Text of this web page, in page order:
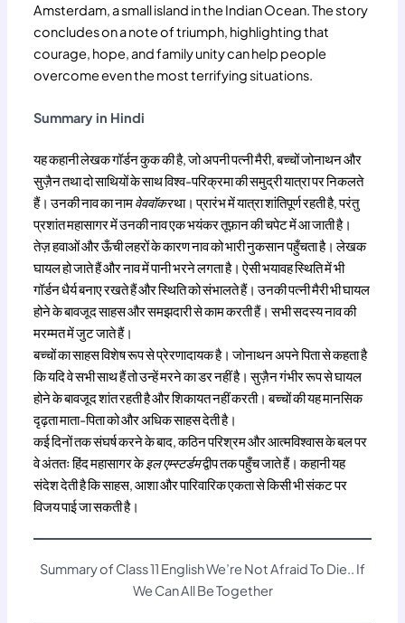
Amsterdam, a small island in the Indian Ocean. The story
concludes on a note of triumph, highlighting that
courage, hope, and family unity can help people
overcome even the most terrifying situations.
Summary in Hindi
यह कहानी लेखक गॉर्डन कुक की है, जो अपनी पत्नी मैरी, बच्चों जोनाथन और
सुज़ैन तथा दो साथियों के साथ विश्व-परिक्रमा की समुद्री यात्रा पर निकलते
हैं। उनकी नाव का नामवेववॉकरथा। प्रारंभ में यात्रा शांतिपूर्ण रहती है, परंतु
प्रशांत महासागर में उनकी नाव एक भयंकर तूफ़ान की चपेट में आ जाती है।
तेज़ हवाओं और ऊँची लहरों के कारण नाव को भारी नुकसान पहुँचता है। लेखक
घायल हो जाते हैं और नाव में पानी भरने लगता है। ऐसी भयावह स्थिति में भी
गॉर्डन धैर्य बनाए रखते हैं और स्थिति को संभालते हैं। उनकी पत्नी मैरी भी घायल
होने के बावजूद साहस और समझदारी से काम करती हैं। सभी सदस्य नाव की
मरम्मत में जुट जाते हैं।
बच्चों का साहस विशेष रूप से प्रेरणादायक है। जोनाथन अपने पिता से कहता है
कि यदि वे सभी साथ हैं तो उन्हें मरने का डर नहीं है। सुज़ैन गंभीर रूप से घायल
होने के बावजूद शांत रहती है और शिकायत नहीं करती। बच्चों की यह मानसिक
दृढ़ता माता-पिता को और अधिक साहस देती है।
कई दिनों तक संघर्ष करने के बाद, कठिन परिश्रम और आत्मविश्वास के बल पर
वे अंततः हिंद महासागर केइल एम्स्टर्डमद्वीप तक पहुँच जाते हैं। कहानी यह
संदेश देती है कि साहस, आशा और पारिवारिक एकता से किसी भी संकट पर
विजय पाई जा सकती है।
Summary of Class 11 English We’re Not Afraid To Die.. If
We Can All Be Together